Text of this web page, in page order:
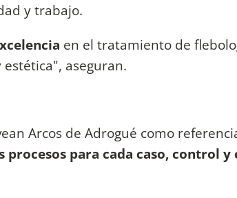
y trabajo.
en el tratamiento de
aseguran.
Arcos de Adrogué como
procesos para cada caso, control y